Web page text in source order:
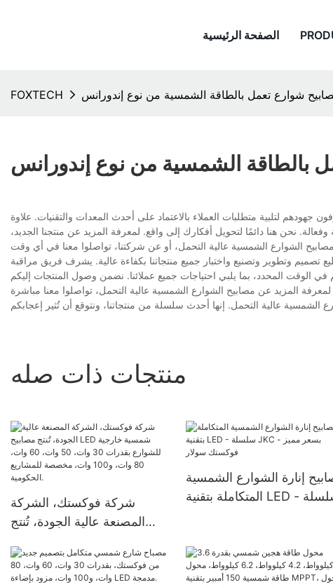
الصفحة الرئيسية
FOXTECH شوارع تعمل بالطاقة الشمسية من نوع إندورانس
بالطاقة الشمسية من نوع إندورانس
لتلبية متطلبات العملاء بالاعتماد على أحدث المعدات والتقنيات. علاوة
نحن هنا دائمًا لتحويل أفكارك إلى واقع. لمعرفة المزيد عن منتجنا الجديد،
وتطوير وتصنيع واختبار جميع منتجاتنا بكفاءة عالية. يشرف فريق مراقبة
الوقت المحدد، بما يلبي احتياجات جميع عملائنا. نضمن وصول المنتجات إليكم
منتجات ذات صله
شركة فوكستك، الشركة
المصنعة عالية الجودة، تُنتج
للشوارع بقدرات 30 وات، 50
وات، 60 وات، 80 وات، و100
إنارة الشوارع الشمسية
المتكاملة بتقنية LED - سلسلة